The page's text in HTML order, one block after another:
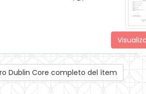
Dublin Core completo del ítem